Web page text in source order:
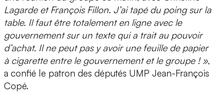
Lagarde et François Fillon. J’ai tapé du poing sur la
table. Il faut être totalement en ligne avec le
gouvernement sur un texte qui a trait au pouvoir
d’achat. Il ne peut pas y avoir une feuille de papier
à cigarette entre le gouvernement et le groupe ! »,
a confié le patron des députés UMP Jean-François
Copé.